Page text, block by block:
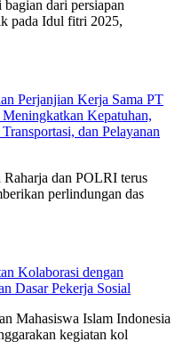
dari persiapan
pada Idul fitri 2025,
Perjanjian Kerja Sama PT
Kepatuhan,
dan Pelayanan
Raharja dan POLRI terus
perlindungan das
Kolaborasi dengan
Dasar Pekerja Sosial
Mahasiswa Islam Indonesia
kegiatan kol